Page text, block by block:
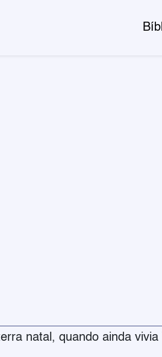
natal, quando ainda vivia